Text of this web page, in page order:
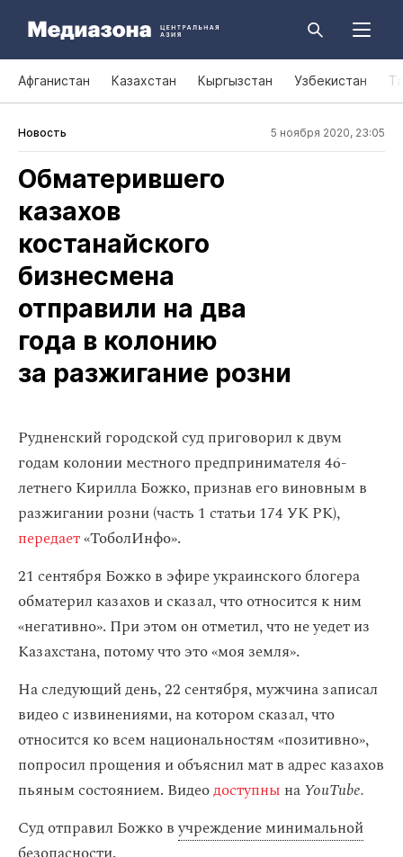
Афганистан Казахстан Кыргызстан Узбекистан
Новость 5 ноября 2020, 23:05
Обматерившего
казахов
костанайского
бизнесмена
отправили на два
года в колонию
за разжигание розни
Рудненский городской суд приговорил к двум
годам колонии местного предпринимателя 46-
летнего Кирилла Божко, признав его виновным в
разжигании розни (часть 1 статьи 174 УК РК),
передает«ТоболИнфо».
21 сентября Божко в эфире украинского блогера
обматерил казахов и сказал, что относится к ним
«негативно». При этом он отметил, что не уедет из
Казахстана, потому что это «моя земля».
На следующий день, 22 сентября, мужчина записал
видео с извинениями, на котором сказал, что
относится ко всем национальностям «позитивно»,
попросил прощения и объяснил мат в адрес казахов
пьяным состоянием. Видеодоступны наYouTube.
Суд отправил Божко вучреждение минимальной